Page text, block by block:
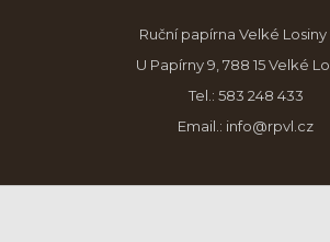
Ruční papírna Velké Losiny
U Papírny 9, 788 15 Velké
Tel.: 583 248 433
Email.: info@rpvl.cz